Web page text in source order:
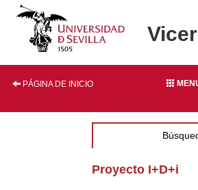
PÁGINA DE INICIO
Proyecto I+D+i